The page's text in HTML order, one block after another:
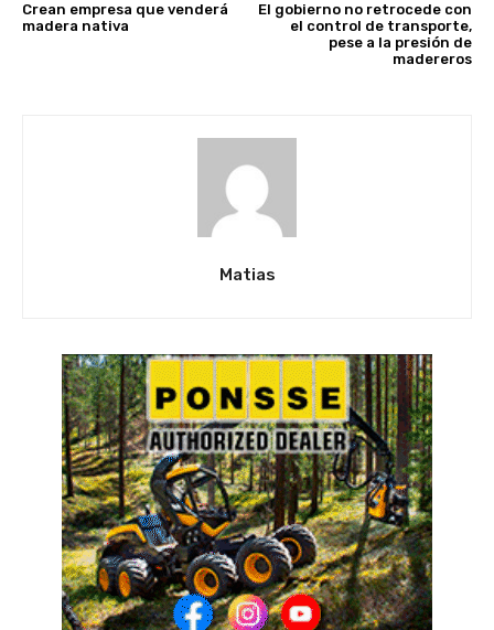
Crean empresa que venderá
madera nativa
El gobierno no retrocede con
el control de transporte,
pese a la presión de
madereros
Matias